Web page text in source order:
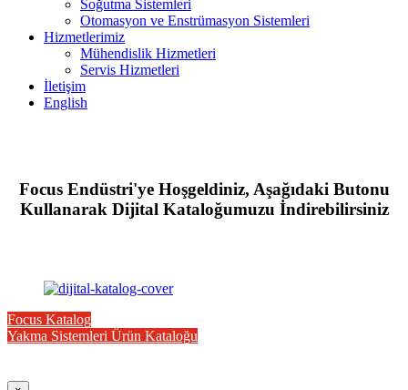
Soğutma Sistemleri
Otomasyon ve Enstrümasyon Sistemleri
Hizmetlerimiz
Mühendislik Hizmetleri
Servis Hizmetleri
İletişim
English
Focus Endüstri'ye Hoşgeldiniz, Aşağıdaki Butonu
Kullanarak Dijital Kataloğumuzu İndirebilirsiniz
Focus Katalog
Yakma Sistemleri Ürün Kataloğu